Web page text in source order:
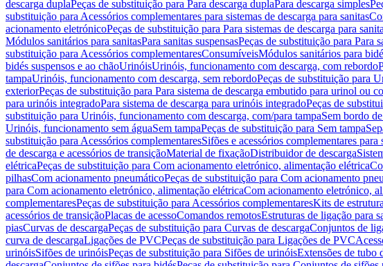
descarga duplaPeças de substituição para Para descarga duplaPara descarga simples
substituição para Acessórios complementares para sistemas de descarga para sanitas
acionamento eletrónicoPeças de substituição para Para sistemas de descarga para
Módulos sanitários para sanitasPara sanitas suspensasPeças de substituição para Para
substituição para Acessórios complementaresConsumíveisMódulos sanitários para
bidés suspensos e ao chãoUrinóisUrinóis, funcionamento com descarga, com rebordo
tampaUrinóis, funcionamento com descarga, sem rebordoPeças de substituição para
exteriorPeças de substituição para Para sistema de descarga embutido para urinol ou
para urinóis integradoPara sistema de descarga para urinóis integradoPeças de
substituição para Urinóis, funcionamento com descarga, com/para tampaSem bordo
Urinóis, funcionamento sem águaSem tampaPeças de substituição para Sem tampa
substituição para Acessórios complementaresSifões e acessórios complementares para
de descarga e acessórios de transiçãoMaterial de fixaçãoDistribuidor de descarga
elétricaPeças de substituição para Com acionamento eletrónico, alimentação elétrica
pilhasCom acionamento pneumáticoPeças de substituição para Com acionamento
para Com acionamento eletrónico, alimentação elétricaCom acionamento eletrónico,
complementaresPeças de substituição para Acessórios complementaresKits de
acessórios de transiçãoPlacas de acessoComandos remotosEstruturas de ligação para
piasCurvas de descargaPeças de substituição para Curvas de descargaConjuntos de
curva de descargaLigações de PVCPeças de substituição para Ligações de PVC
urinóisSifões de urinóisPeças de substituição para Sifões de urinóisExtensões de tubo